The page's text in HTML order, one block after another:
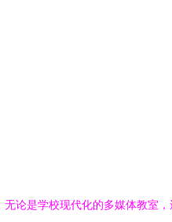
无论是学校现代化的多媒体教室